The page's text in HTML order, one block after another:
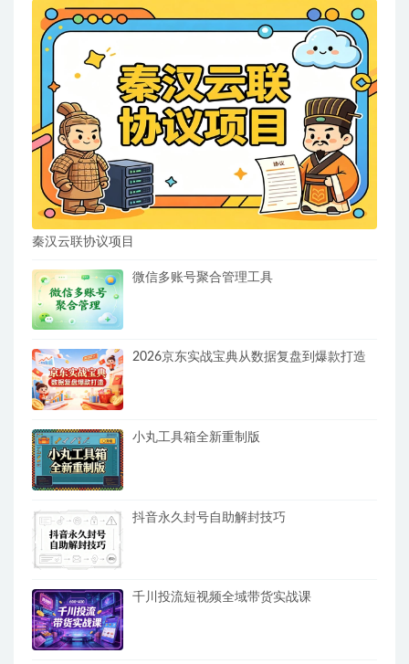
秦汉云联协议项目
微信多账号聚合管理工具
2026京东实战宝典从数据复盘到爆款打造
小丸工具箱全新重制版
抖音永久封号自助解封技巧
千川投流短视频全域带货实战课